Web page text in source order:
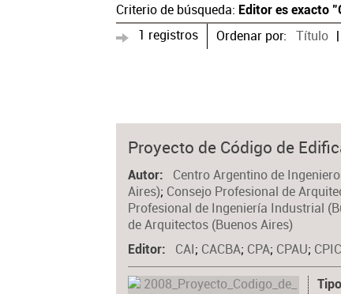
Criterio de búsqueda: Editor es exacto
1 registros Ordenar por: Título
Proyecto de Código de
Autor Centro Argentino de
Aires); Consejo Profesional de
Profesional de Ingeniería Industrial
de Arquitectos (Buenos Aires)
Editor CAI; CACBA; CPA; CPAU; CPIC
Tipo